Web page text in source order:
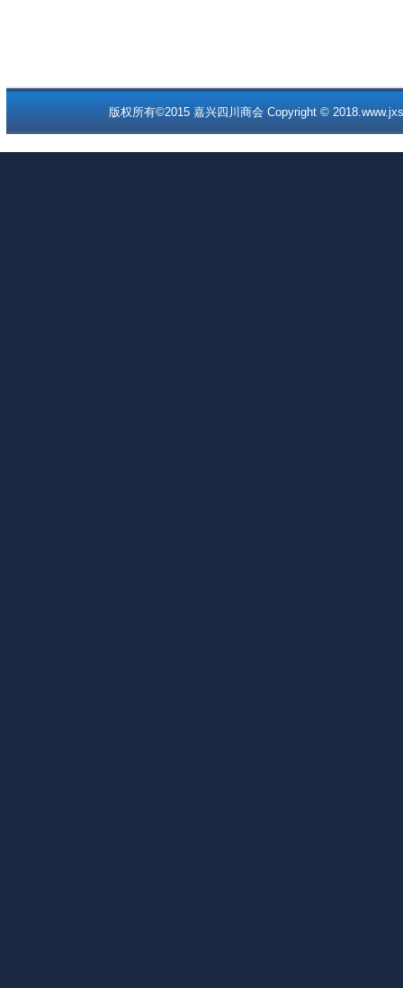
版权所有©2015 嘉兴四川商会 Copyright ©